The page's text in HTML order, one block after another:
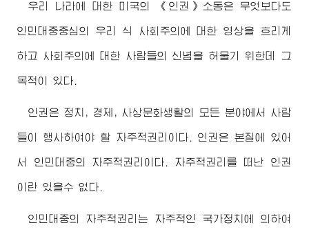
우리 나라에 대한 미국의 《인권》소동은 무엇보다도
인민대중중심의 우리 식 사회주의에 대한 영상을 흐리게
하고 사회주의에 대한 사람들의 신념을 허물기 위한데 그
목적이 있다.
인권은 정치, 경제, 사상문화생활의 모든 분야에서 사람
들이 행사하여야 할 자주적권리이다. 인권은 본질에 있어
서 인민대중의 자주적권리이다. 자주적권리를 떠난 인권
이란 있을수 없다.
인민대중의 자주적권리는 자주적인 국가정치에 의하여